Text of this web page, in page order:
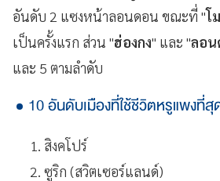
อันดับ 2 แซงหน้าลอนดอน ขณะที่ "โ
เป็นครั้งแรก ส่วน "ฮ่องกง" และ "ลอ
และ 5 ตามลำดับ
10 อันดับเมืองที่ใช้ชีวิตหรูแพงที่สุ
สิงคโปร์
ซูริก (สวิตเซอร์แลนด์)